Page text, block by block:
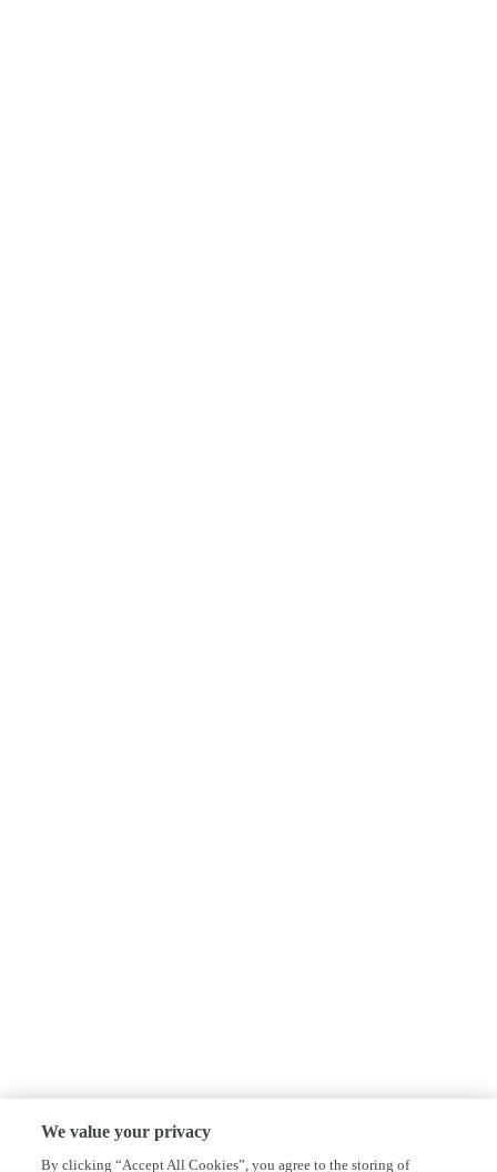
We value your privacy
By clicking “Accept All Cookies”, you agree to the storing of